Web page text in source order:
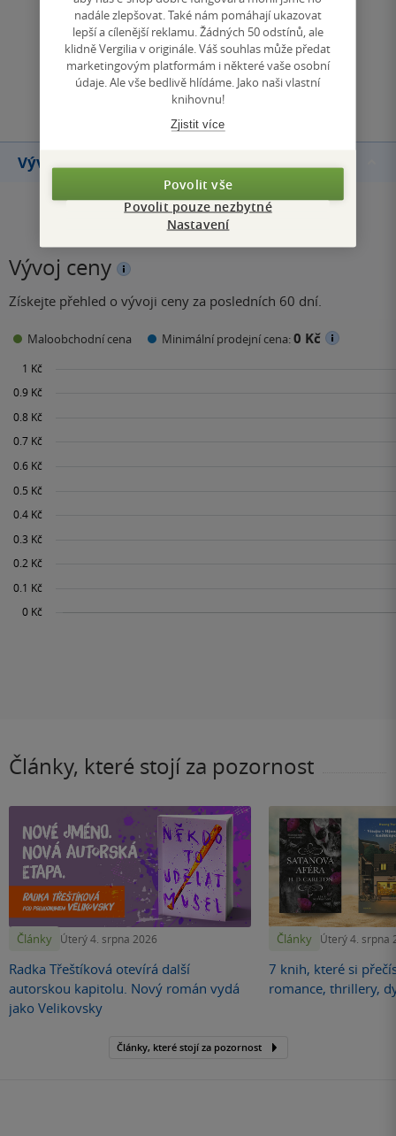
Zobrazit všechna hodnocení
Přidat hodnocení
Vývoj ceny
Vývoj ceny
Získejte přehled o vývoji ceny za posledních 60 dní.
Maloobchodní cena Minimální prodejní cena:0 Kč
Články, které stojí za pozornost
Články Úterý 4. srpna 2026
Radka Třeštíková otevírá další
autorskou kapitolu. Nový román vydá
jako Velikovsky
Články Úterý 4. srpna
7 knih, které si
romance, thrillery,
Články, které stojí za pozornost
nadále zlepšovat. Také nám pomáhají ukazovat
lepší a cílenější reklamu. Žádných 50 odstínů, ale
klidně Vergilia v originále. Váš souhlas může předat
marketingovým platformám i některé vaše osobní
údaje. Ale vše bedlivě hlídáme. Jako naši vlastní
knihovnu!
Zjistit více
Povolit vše
Povolit pouze nezbytné
Nastavení